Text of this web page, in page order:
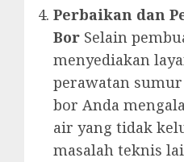
Perbaikan dan
Bor Selain
menyediakan
perawatan
bor Anda
air yang tidak
masalah teknis